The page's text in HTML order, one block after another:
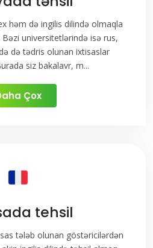
həm də ingilis dilində olmaqla
universitetlərində isə rus,
də tədris olunan ixtisaslar
siz bakalavr, m...
Çox
tehsil
tələb olunan göstəricilərdən